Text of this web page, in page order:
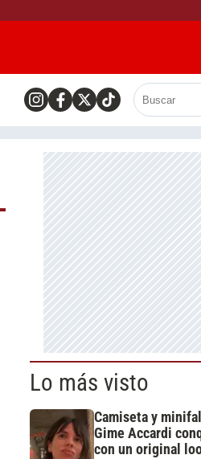
Lo más visto
Camiseta y
Gime Accardi
con un original